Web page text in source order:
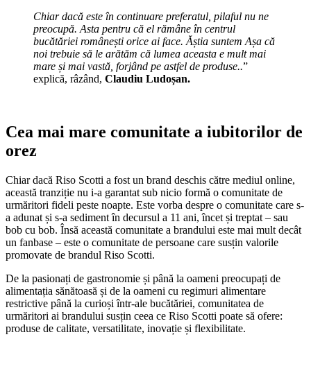
Chiar dacă este în continuare preferatul, pilaful nu ne
preocupă. Asta pentru că el rămâne în centrul
bucătăriei românești orice ai face. Ăștia suntem Așa că
noi trebuie să le arătăm că lumea aceasta e mult mai
mare și mai vastă, forjând pe astfel de produse..”
explică, râzând, Claudiu Ludoșan.
Cea mai mare comunitate a iubitorilor de
orez
Chiar dacă Riso Scotti a fost un brand deschis către mediul online,
această tranziție nu i-a garantat sub nicio formă o comunitate de
urmăritori fideli peste noapte. Este vorba despre o comunitate care s-
a adunat și s-a sediment în decursul a 11 ani, încet și treptat – sau
bob cu bob. Însă această comunitate a brandului este mai mult decât
un fanbase – este o comunitate de persoane care susțin valorile
promovate de brandul Riso Scotti.
De la pasionați de gastronomie și până la oameni preocupați de
alimentația sănătoasă și de la oameni cu regimuri alimentare
restrictive până la curioși într-ale bucătăriei, comunitatea de
urmăritori ai brandului susțin ceea ce Riso Scotti poate să ofere:
produse de calitate, versatilitate, inovație și flexibilitate.